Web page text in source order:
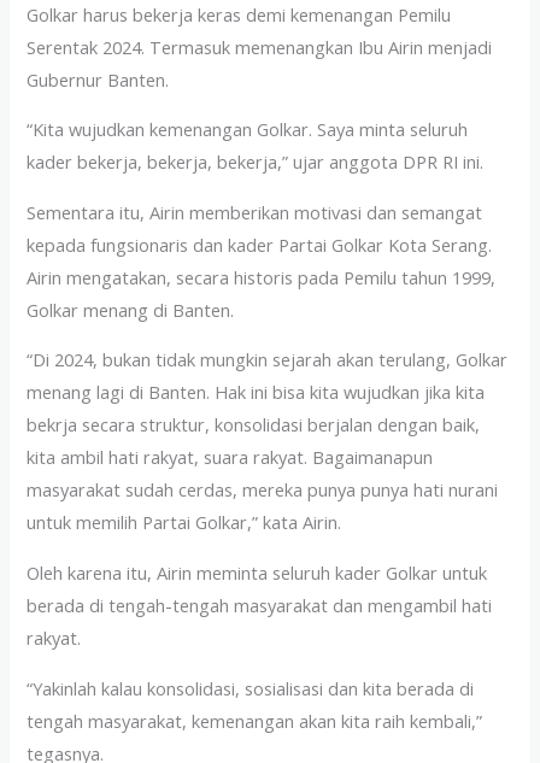
Golkar harus bekerja keras demi kemenangan Pemilu
Serentak 2024. Termasuk memenangkan Ibu Airin menjadi
Gubernur Banten.
“Kita wujudkan kemenangan Golkar. Saya minta seluruh
kader bekerja, bekerja, bekerja,” ujar anggota DPR RI ini.
Sementara itu, Airin memberikan motivasi dan semangat
kepada fungsionaris dan kader Partai Golkar Kota Serang.
Airin mengatakan, secara historis pada Pemilu tahun 1999,
Golkar menang di Banten.
“Di 2024, bukan tidak mungkin sejarah akan terulang, Golkar
menang lagi di Banten. Hak ini bisa kita wujudkan jika kita
bekrja secara struktur, konsolidasi berjalan dengan baik,
kita ambil hati rakyat, suara rakyat. Bagaimanapun
masyarakat sudah cerdas, mereka punya punya hati nurani
untuk memilih Partai Golkar,” kata Airin.
Oleh karena itu, Airin meminta seluruh kader Golkar untuk
berada di tengah-tengah masyarakat dan mengambil hati
rakyat.
“Yakinlah kalau konsolidasi, sosialisasi dan kita berada di
tengah masyarakat, kemenangan akan kita raih kembali,”
tegasnya.